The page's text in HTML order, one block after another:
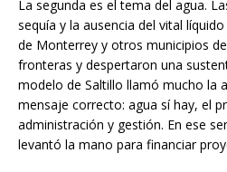
La segunda es el tema del agua.
sequía y la ausencia del vital
de Monterrey y otros municipios
fronteras y despertaron una
modelo de Saltillo llamó mucho la
mensaje correcto: agua sí hay, el
administración y gestión. En ese
levantó la mano para financiar